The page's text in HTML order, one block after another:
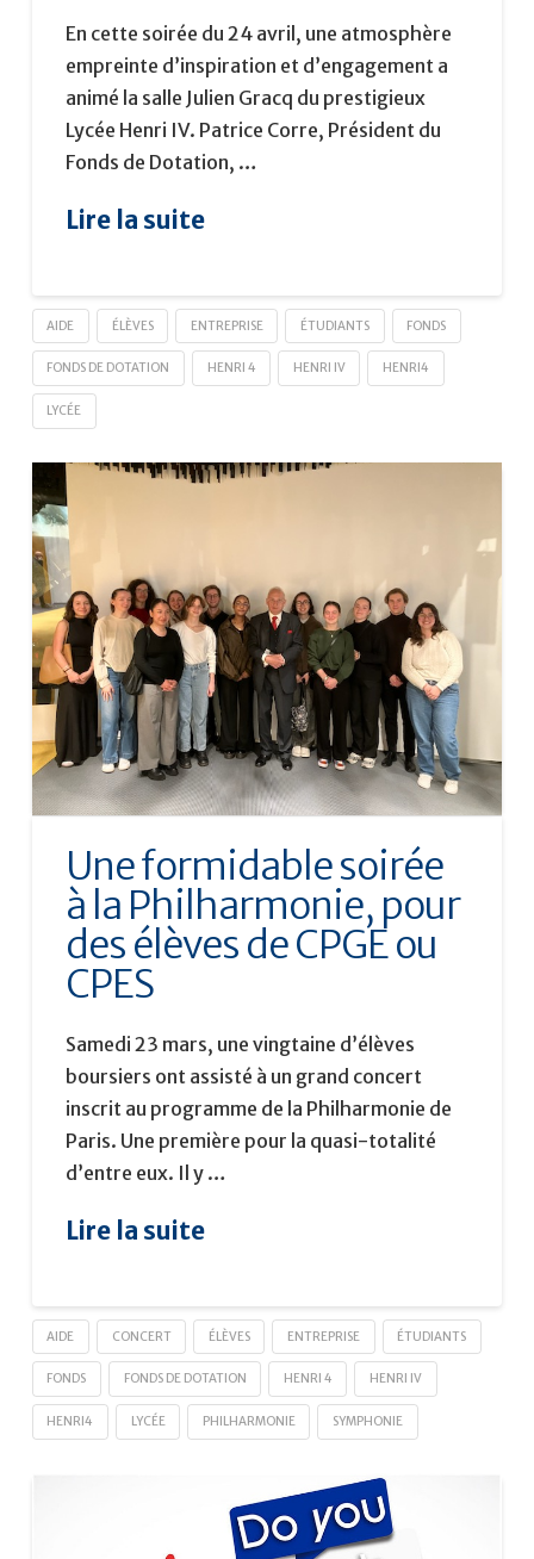
En cette soirée du 24 avril, une atmosphère
empreinte d’inspiration et d’engagement a
animé la salle Julien Gracq du prestigieux
Lycée Henri IV. Patrice Corre, Président du
Fonds de Dotation, …
Lire la suite
AIDE ÉLÈVES ENTREPRISE ÉTUDIANTS FONDS
FONDS DE DOTATION HENRI 4 HENRI IV HENRI4
LYCÉE
Une formidable soirée
à la Philharmonie, pour
des élèves de CPGE ou
CPES
Samedi 23 mars, une vingtaine d’élèves
boursiers ont assisté à un grand concert
inscrit au programme de la Philharmonie de
Paris. Une première pour la quasi-totalité
d’entre eux. Il y …
Lire la suite
AIDE CONCERT ÉLÈVES ENTREPRISE ÉTUDIANTS
FONDS FONDS DE DOTATION HENRI 4 HENRI IV
HENRI4 LYCÉE PHILHARMONIE SYMPHONIE